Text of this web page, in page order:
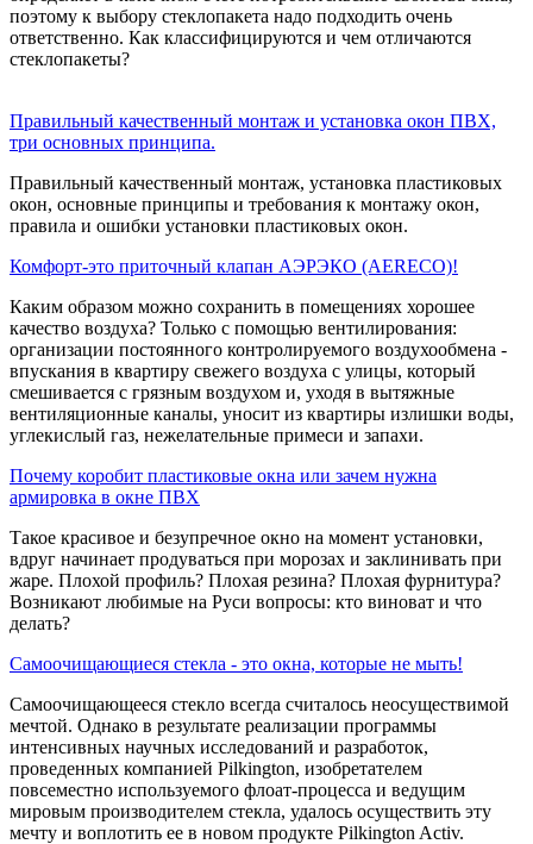
поэтому к выбору стеклопакета надо подходить очень
ответственно. Как классифицируются и чем отличаются
стеклопакеты?
Правильный качественный монтаж и установка окон ПВХ,
три основных принципа.
Правильный качественный монтаж, установка пластиковых
окон, основные принципы и требования к монтажу окон,
правила и ошибки установки пластиковых окон.
Комфорт-это приточный клапан АЭРЭКО (AERECO)!
Каким образом можно сохранить в помещениях хорошее
качество воздуха? Только с помощью вентилирования:
организации постоянного контролируемого воздухообмена -
впускания в квартиру свежего воздуха с улицы, который
смешивается с грязным воздухом и, уходя в вытяжные
вентиляционные каналы, уносит из квартиры излишки воды,
углекислый газ, нежелательные примеси и запахи.
Почему коробит пластиковые окна или зачем нужна
армировка в окне ПВХ
Такое красивое и безупречное окно на момент установки,
вдруг начинает продуваться при морозах и заклинивать при
жаре. Плохой профиль? Плохая резина? Плохая фурнитура?
Возникают любимые на Руси вопросы: кто виноват и что
делать?
Самоочищающиеся стекла - это окна, которые не мыть!
Самоочищающееся стекло всегда считалось неосуществимой
мечтой. Однако в результате реализации программы
интенсивных научных исследований и разработок,
проведенных компанией Pilkington, изобретателем
повсеместно используемого флоат-процесса и ведущим
мировым производителем стекла, удалось осуществить эту
мечту и воплотить ее в новом продукте Pilkington Activ.